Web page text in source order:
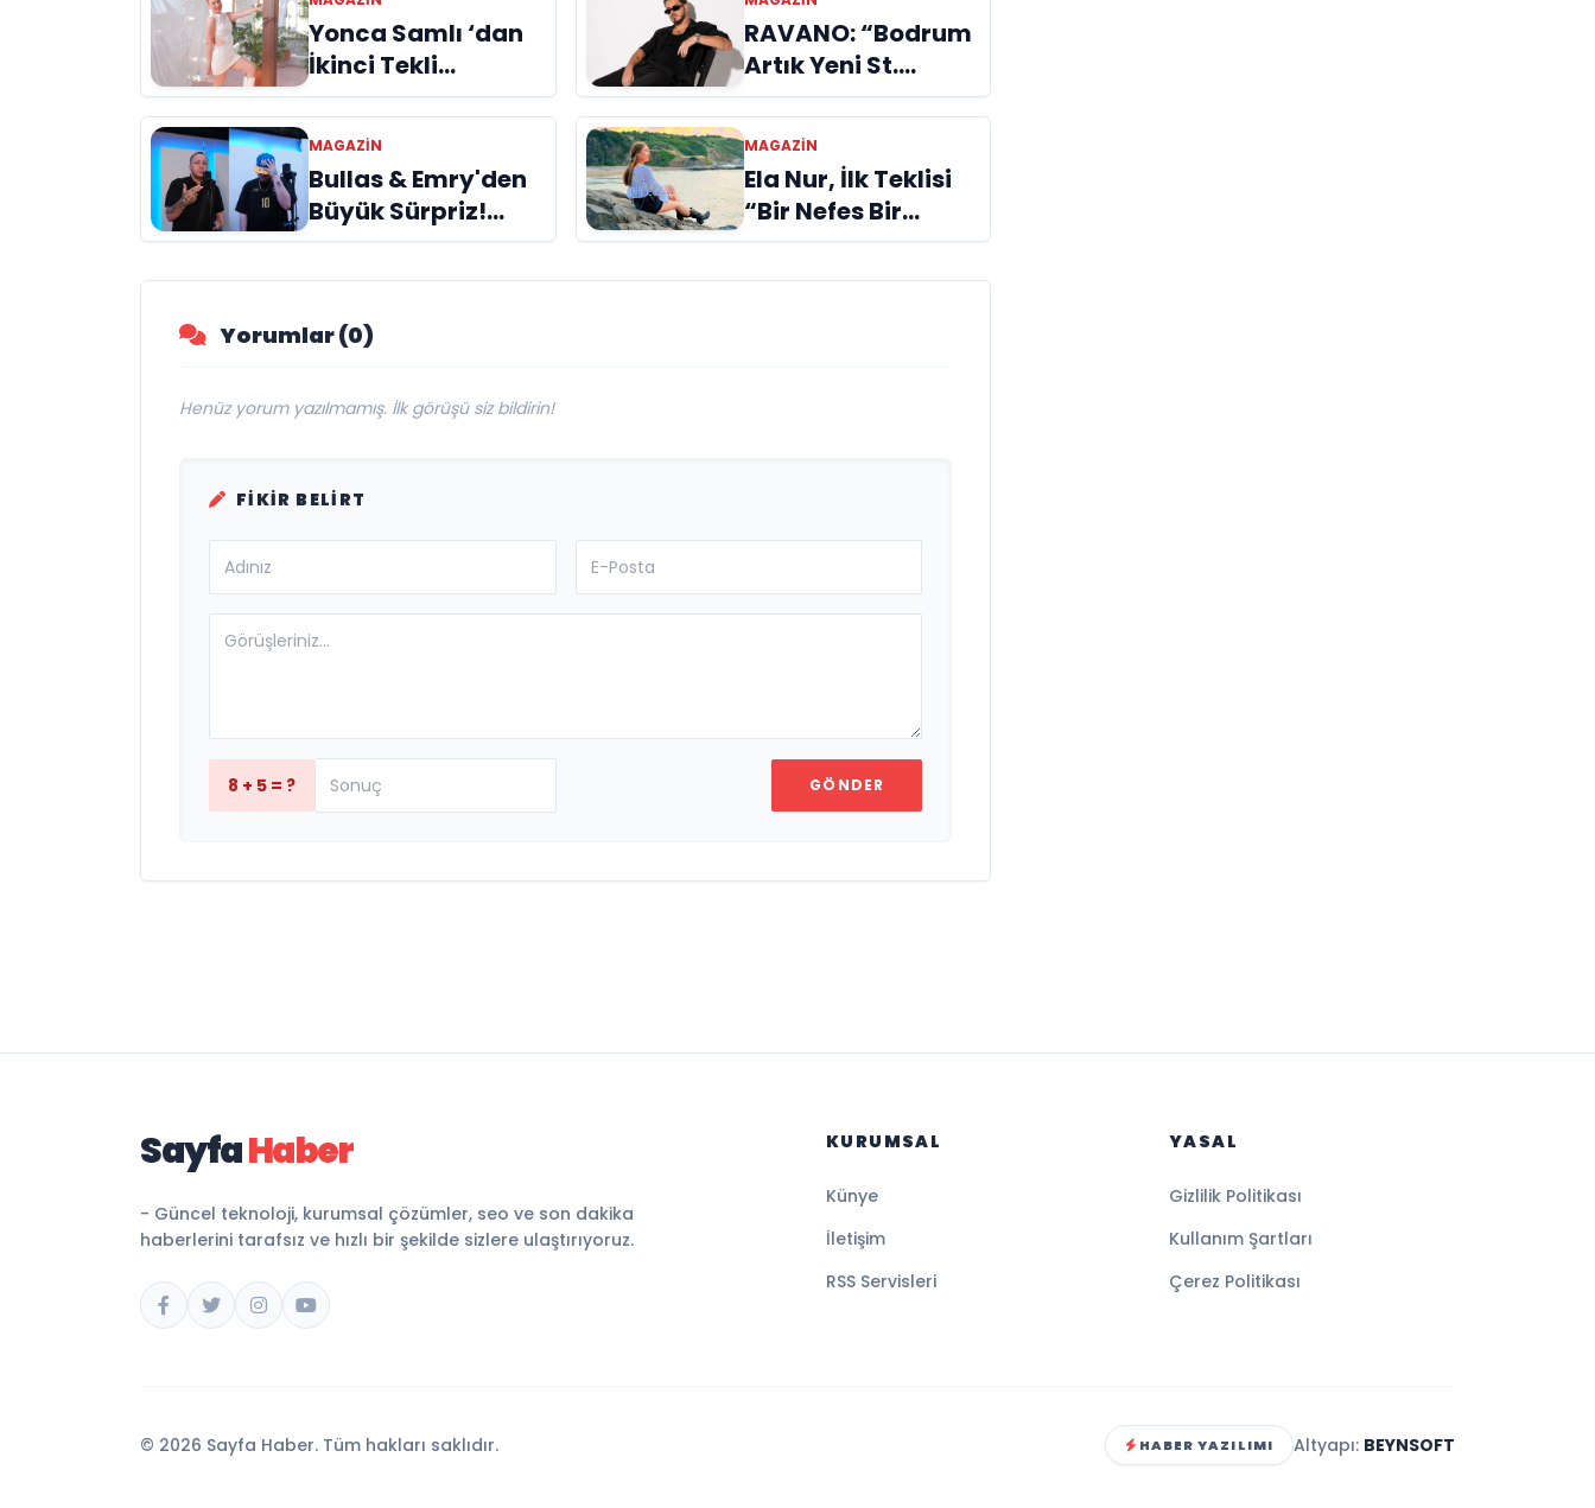
Yonca Samlı ‘dan
İkinci Tekli
“Donacaksın
Sevgilim “
yayımlandı
RAVANO: “Bodrum
Artık Yeni St.
Tropez Değil, Kendi
Başına Bir
Referans”
MAGAZIN
Bullas & Emry'den
Büyük Sürpriz!
"Kaç Kurtul" ile
Tarz Değiştirdiler
MAGAZIN
Ela Nur, İlk Teklisi
“Bir Nefes Bir
Gölge” ile Müzik
Yolculuğuna
Yorumlar (0)
Henüz yorum yazılmamış. İlk görüşü siz bildirin!
FIKIR BELIRT
8 + 5 = ? GÖNDER
SayfaHaber
- Güncel teknoloji, kurumsal çözümler, seo ve son dakika
haberlerini tarafsız ve hızlı bir şekilde sizlere ulaştırıyoruz.
KURUMSAL
Künye
İletişim
RSS Servisleri
YASAL
Gizlilik Politikası
Kullanım Şartları
Çerez Politikası
© 2026 Sayfa Haber. Tüm hakları saklıdır. HABER YAZILIMI Altyapı: BEYNSOFT